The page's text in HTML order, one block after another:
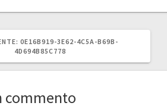
ARTICOLO
PRECEDENTE:
0E16B919-3E62-4C5A-B69B-
4D694B85C778
commento